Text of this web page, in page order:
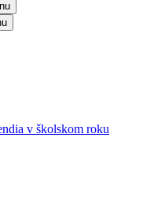
v školskom roku